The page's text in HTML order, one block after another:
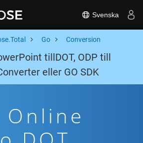
Svenska
Go Conversion
tillDOT, ODP till
eller GO SDK